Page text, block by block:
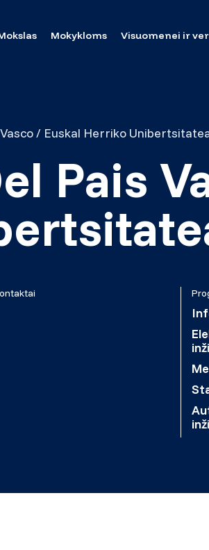
Mokykloms Visuomenei ir
/ Euskal Herriko
Pais